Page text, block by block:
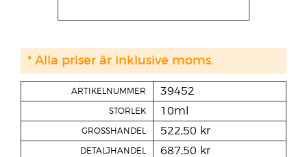
ARTIKELNUMMER 39452
STORLEK 10ml
GROSSHANDEL 522,50 kr
DETALJHANDEL 687,50 kr
* Alla priser är inklusive moms.